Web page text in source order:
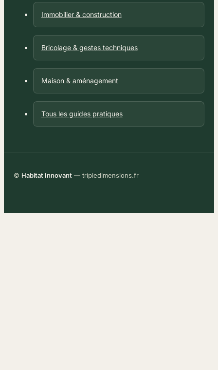
Immobilier & construction
Bricolage & gestes techniques
Maison & aménagement
Tous les guides pratiques
© Habitat Innovant— tripledimensions.fr